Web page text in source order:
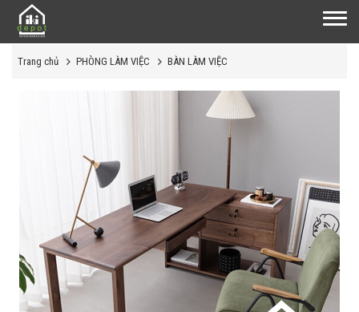
Trang chủ PHÒNG LÀM VIỆC BÀN LÀM VIỆC